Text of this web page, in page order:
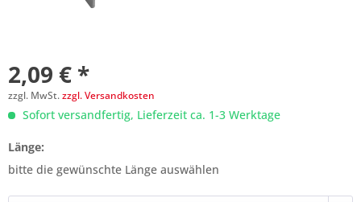
2,09 € *
zzgl. MwSt.zzgl. Versandkosten
Sofort versandfertig, Lieferzeit ca. 1-3 Werktage
Länge:
bitte die gewünschte Länge auswählen